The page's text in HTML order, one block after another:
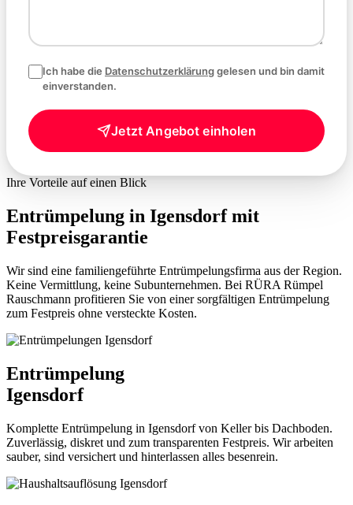
Ich habe die Datenschutzerklärunggelesen und bin damit
einverstanden.
Jetzt Angebot einholen
Ihre Vorteile auf einen Blick
Entrümpelung in Igensdorf mit
Festpreisgarantie
Wir sind eine familiengeführte Entrümpelungsfirma aus der Region.
Keine Vermittlung, keine Subunternehmen. Bei RÜRA Rümpel
Rauschmann profitieren Sie von einer sorgfältigen Entrümpelung
zum Festpreis ohne versteckte Kosten.
Entrümpelung
Igensdorf
Komplette Entrümpelung in Igensdorf von Keller bis Dachboden.
Zuverlässig, diskret und zum transparenten Festpreis. Wir arbeiten
sauber, sind versichert und hinterlassen alles besenrein.